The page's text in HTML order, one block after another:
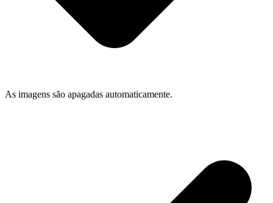
As imagens são apagadas automaticamente.